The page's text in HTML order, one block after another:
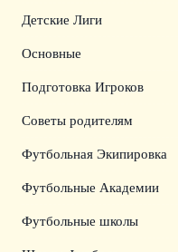
Детские Лиги
Основные
Подготовка Игроков
Советы родителям
Футбольная Экипировка
Футбольные Академии
Футбольные школы